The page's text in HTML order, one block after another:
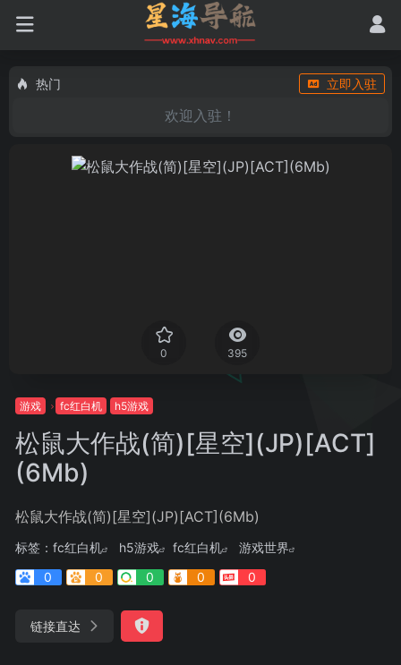
热门 立即入驻
欢迎入驻！
0 395
游戏 fc红白机 h5游戏
松鼠大作战(简)[星空](JP)[ACT]
(6Mb)
松鼠大作战(简)[星空](JP)[ACT](6Mb)
标签： fc红白机 h5游戏 fc红白机
游戏世界
0
0 0 0 0
链接直达